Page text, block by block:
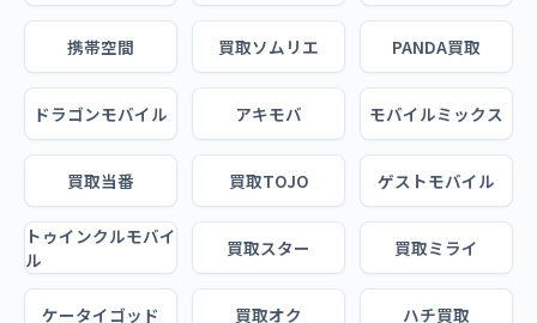
携帯空間 買取ソムリエ PANDA買取
ドラゴンモバイル アキモバ モバイルミックス
買取当番 買取TOJO ゲストモバイル
トゥインクルモバイ
ル
買取スター 買取ミライ
ケータイゴッド 買取オク ハチ買取